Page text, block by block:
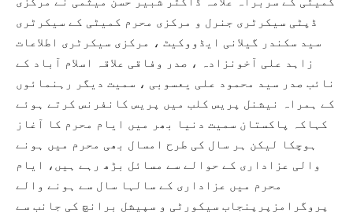
ڈپٹی سیکرٹری جنرل و مرکزی محرم کمیٹی کے سیکرٹری
سید سکندر گیلانی ایڈووکیٹ ، مرکزی سیکرٹری اطلاعات
زاہد علی آخونزادہ ، صدر وفاقی علاقہ اسلام آباد کے
نائب صدر سید محمود علی یعسوبی ، سمیت دیگر رہنمائوں
کے ہمراہ نیشنل پریس کلب میں پریس کانفرنس کرتے ہوئے
کہاکہ پاکستان سمیت دنیا بھر میں ایام محرم کا آغاز
ہوچکا لیکن ہر سال کی طرح امسال بھی محرم میں ہونے
والی عزاداری کے حوالے سے مسائل بڑھ رہے ہیں، ایام
محرم میں عزاداری کے سالہا سال سے ہونے والے
پروگرامزپرپنجاب سیکورٹی و سپیشل برانچ کی جانب سے